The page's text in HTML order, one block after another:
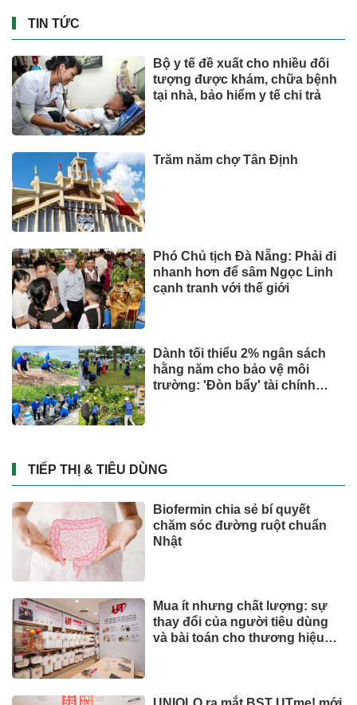
TIN TỨC
Bộ y tế đề xuất cho nhiều đối
tượng được khám, chữa bệnh
tại nhà, bảo hiểm y tế chi trả
Trăm năm chợ Tân Định
Phó Chủ tịch Đà Nẵng: Phải đi
nhanh hơn để sâm Ngọc Linh
cạnh tranh với thế giới
Dành tối thiểu 2% ngân sách
hằng năm cho bảo vệ môi
trường: 'Đòn bẩy' tài chính
TIẾP THỊ & TIÊU DÙNG
Biofermin chia sẻ bí quyết
chăm sóc đường ruột chuẩn
Nhật
Mua ít nhưng chất lượng: sự
thay đổi của người tiêu dùng
và bài toán cho thương hiệu